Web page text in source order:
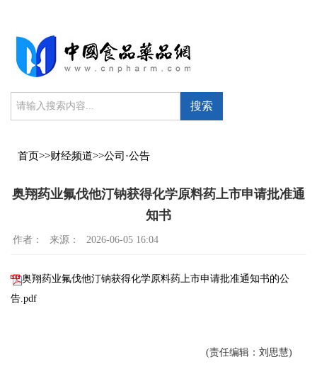
搜索
首页>>财经频道>>公司·公告
奥翔药业氟伐他汀钠获得化学原料药上市申请批准通
知书
作者： 来源： 2026-06-05 16:04
奥翔药业氟伐他汀钠获得化学原料药上市申请批准通知书的公
告.pdf
(责任编辑：刘思慧)